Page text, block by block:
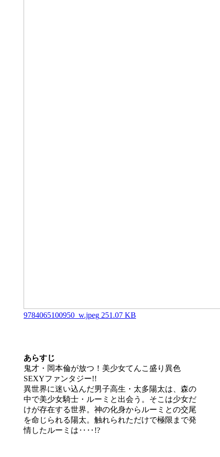
9784065100950_w.jpeg 251.07 KB
あらすじ
鬼才・岡本倫が放つ！美少女てんこ盛り異色
SEXYファンタジー!!
異世界に迷い込んだ男子高生・太多陽太は、森の
中で美少女騎士・ルーミと出会う。そこは少女だ
けが存在する世界。神の化身からルーミとの交尾
を命じられる陽太。触れられただけで極限まで発
情したルーミは‥‥!?